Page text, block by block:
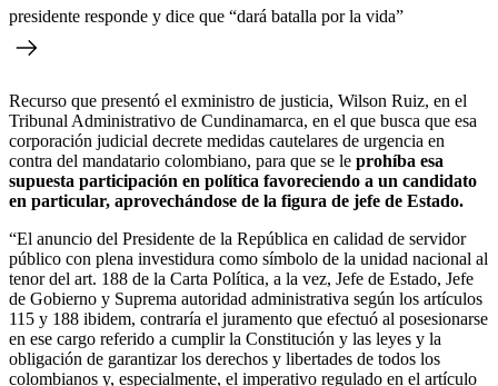
presidente responde y dice que “dará batalla por la vida”
Recurso que presentó el exministro de justicia, Wilson Ruiz, en el
Tribunal Administrativo de Cundinamarca, en el que busca que esa
corporación judicial decrete medidas cautelares de urgencia en
contra del mandatario colombiano, para que se le prohíba esa
supuesta participación en política favoreciendo a un candidato
en particular, aprovechándose de la figura de jefe de Estado.
“El anuncio del Presidente de la República en calidad de servidor
público con plena investidura como símbolo de la unidad nacional al
tenor del art. 188 de la Carta Política, a la vez, Jefe de Estado, Jefe
de Gobierno y Suprema autoridad administrativa según los artículos
115 y 188 ibidem, contraría el juramento que efectuó al posesionarse
en ese cargo referido a cumplir la Constitución y las leyes y la
obligación de garantizar los derechos y libertades de todos los
colombianos y, especialmente, el imperativo regulado en el artículo